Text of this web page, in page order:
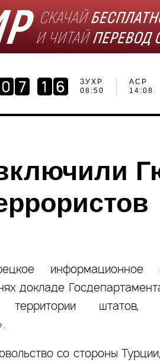
ЗУХР
08:50
АСР
14:08
информационное
докладе
штатов,
со стороны